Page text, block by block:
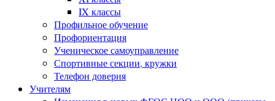
IX классы
Профильное обучение
Профориентация
Ученическое самоуправление
Спортивные секции, кружки
Телефон доверия
Учителям